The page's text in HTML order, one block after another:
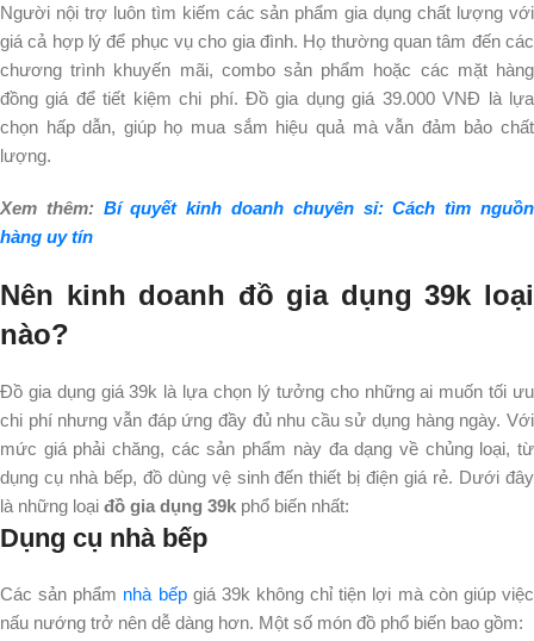
Người nội trợ luôn tìm kiếm các sản phẩm gia dụng chất lượng với
giá cả hợp lý để phục vụ cho gia đình. Họ thường quan tâm đến các
chương trình khuyến mãi, combo sản phẩm hoặc các mặt hàng
đồng giá để tiết kiệm chi phí. Đồ gia dụng giá 39.000 VNĐ là lựa
chọn hấp dẫn, giúp họ mua sắm hiệu quả mà vẫn đảm bảo chất
lượng.
Xem thêm: Bí quyết kinh doanh chuyên sỉ: Cách tìm nguồn
hàng uy tín
Nên kinh doanh đồ gia dụng 39k loại
nào?
Đồ gia dụng giá 39k là lựa chọn lý tưởng cho những ai muốn tối ưu
chi phí nhưng vẫn đáp ứng đầy đủ nhu cầu sử dụng hàng ngày. Với
mức giá phải chăng, các sản phẩm này đa dạng về chủng loại, từ
dụng cụ nhà bếp, đồ dùng vệ sinh đến thiết bị điện giá rẻ. Dưới đây
là những loại đồ gia dụng 39k phổ biến nhất:
Dụng cụ nhà bếp
Các sản phẩm nhà bếp giá 39k không chỉ tiện lợi mà còn giúp việc
nấu nướng trở nên dễ dàng hơn. Một số món đồ phổ biến bao gồm: